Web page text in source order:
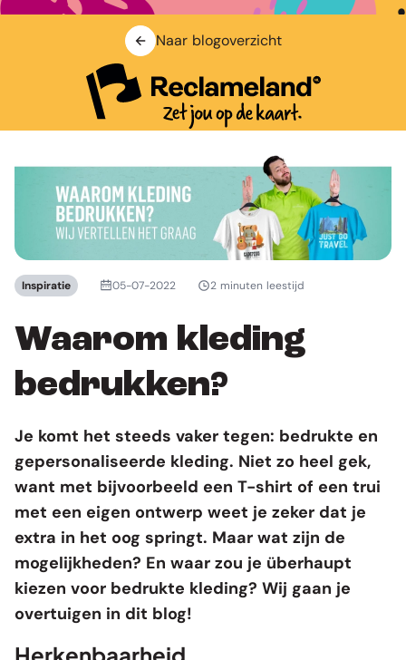
Naar blogoverzicht
Inspiratie 05-07-2022 2 minuten leestijd
Waarom kleding
bedrukken?
Je komt het steeds vaker tegen: bedrukte en
gepersonaliseerde kleding. Niet zo heel gek,
want met bijvoorbeeld een T-shirt of een trui
met een eigen ontwerp weet je zeker dat je
extra in het oog springt. Maar wat zijn de
mogelijkheden? En waar zou je überhaupt
kiezen voor bedrukte kleding? Wij gaan je
overtuigen in dit blog!
Herkenbaarheid